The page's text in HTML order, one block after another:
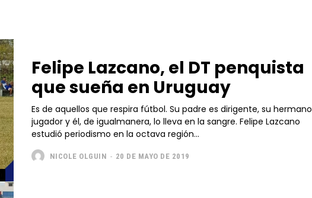
Felipe Lazcano, el DT penquista
que sueña en Uruguay
Es de aquellos que respira fútbol. Su padre es dirigente, su hermano
jugador y él, de igualmanera, lo lleva en la sangre. Felipe Lazcano
estudió periodismo en la octava región...
NICOLE OLGUIN - 20 DE MAYO DE 2019